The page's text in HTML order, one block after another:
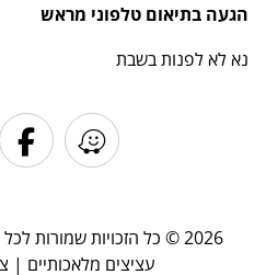
הגעה בתיאום טלפוני מראש
נא לא לפנות בשבת
2026 © כל הזכויות שמורות
עציצים מלאכותיים |